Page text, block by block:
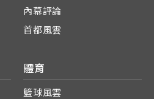
內幕評論
首都風雲
體育
籃球風雲